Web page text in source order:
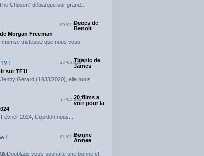
Chosen" débarque sur grand...
09/01/2025Deces de
Benoit
Morgan Freeman
tristesse que nous vous
23/06/2024Titanic de
James
sur TF1!
Gérard (1933/2020), elle nous...
14/02/202420 films a
voir pour la
2024, Cupidon nous...
01/01/2024
Bonne
Annee
vous souhaite une bonne et